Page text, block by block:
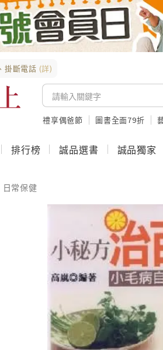
掛斷電話 (詳)
禮享偶爸節 圖書全面79折
排行榜 誠品選書 誠品獨家
日常保健